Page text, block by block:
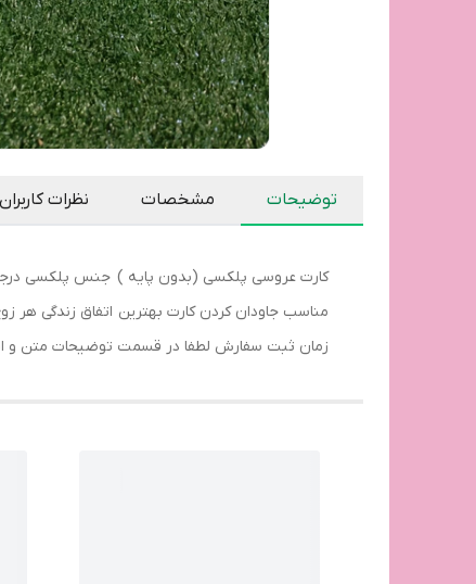
توضیحات مشخصات نظرات کاربران
کارت عروسی پلکسی (بدون پایه ) جنس پلکسی درجه یک تایوانی در ابعاد ۲۰ در ۱۵
مناسب جاودان کردن کارت بهترین اتفاق زندگی هر
زمان ثبت سفارش لطفا در قسمت توضیحات متن و